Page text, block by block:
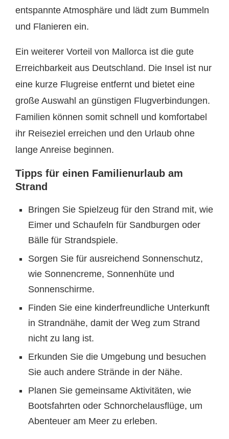
entspannte Atmosphäre und lädt zum Bummeln
und Flanieren ein.
Ein weiterer Vorteil von Mallorca ist die gute
Erreichbarkeit aus Deutschland. Die Insel ist nur
eine kurze Flugreise entfernt und bietet eine
große Auswahl an günstigen Flugverbindungen.
Familien können somit schnell und komfortabel
ihr Reiseziel erreichen und den Urlaub ohne
lange Anreise beginnen.
Tipps für einen Familienurlaub am
Strand
Bringen Sie Spielzeug für den Strand mit, wie
Eimer und Schaufeln für Sandburgen oder
Bälle für Strandspiele.
Sorgen Sie für ausreichend Sonnenschutz,
wie Sonnencreme, Sonnenhüte und
Sonnenschirme.
Finden Sie eine kinderfreundliche Unterkunft
in Strandnähe, damit der Weg zum Strand
nicht zu lang ist.
Erkunden Sie die Umgebung und besuchen
Sie auch andere Strände in der Nähe.
Planen Sie gemeinsame Aktivitäten, wie
Bootsfahrten oder Schnorchelausflüge, um
Abenteuer am Meer zu erleben.